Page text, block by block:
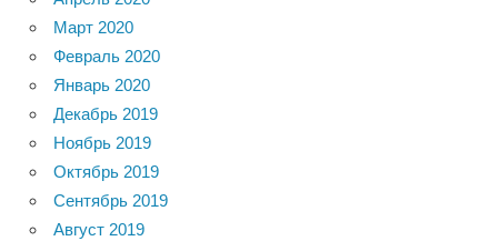
Март 2020
Февраль 2020
Январь 2020
Декабрь 2019
Ноябрь 2019
Октябрь 2019
Сентябрь 2019
Август 2019